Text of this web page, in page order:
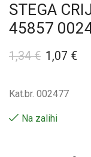
STEGA
45857
1,34€ 1,07 €
Kat.br. 002477
Na zalihi